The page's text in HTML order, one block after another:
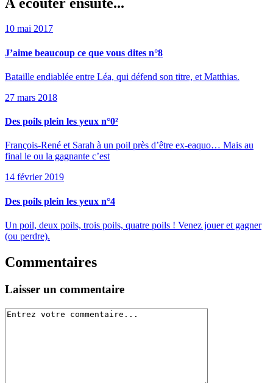
10 mai 2017
J’aime beaucoup ce que vous dites n°8
Bataille endiablée entre Léa, qui défend son titre, et Matthias.
27 mars 2018
Des poils plein les yeux n°0²
François-René et Sarah à un poil près d’être ex-eaquo… Mais au
final le ou la gagnante c’est
14 février 2019
Des poils plein les yeux n°4
Un poil, deux poils, trois poils, quatre poils ! Venez jouer et gagner
(ou perdre).
Commentaires
Laisser un commentaire